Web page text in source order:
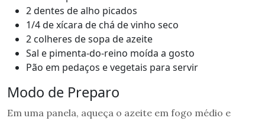
2 dentes de alho picados
1/4 de xícara de chá de vinho seco
2 colheres de sopa de azeite
Sal e pimenta-do-reino moída a gosto
Pão em pedaços e vegetais para servir
Modo de Preparo
Em uma panela, aqueça o azeite em fogo médio e